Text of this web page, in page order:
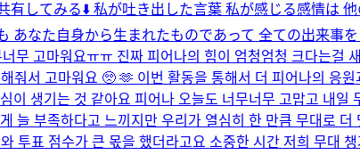
してみる⬇️ 私が吐き出した言葉 私が感じる感情は
あなた自身から生まれたものであって 全ての出来事
무 고마워요ㅠㅠ 진짜 피어나의 힘이 엄청엄청 크다는걸
줘서 고마워요 🥺 🫶 이번 활동을 통해서 더 피어나의 응
생기는 것 같아요 피어나 오늘도 너무너무 고맙고 내일
늘 부족하다고 느끼지만 우리가 열심히 한 만큼 무대로
투표 점수가 큰 몫을 했더라고요 소중한 시간 저희 무대